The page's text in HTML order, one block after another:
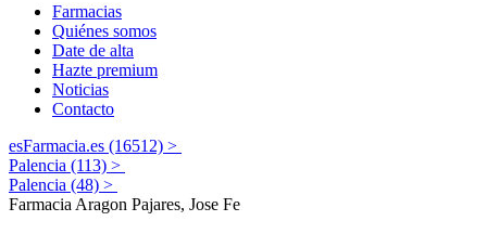
Farmacias
Quiénes somos
Date de alta
Hazte premium
Noticias
Contacto
esFarmacia.es (16512) >
Palencia (113) >
Palencia (48) >
Farmacia Aragon Pajares, Jose Fe